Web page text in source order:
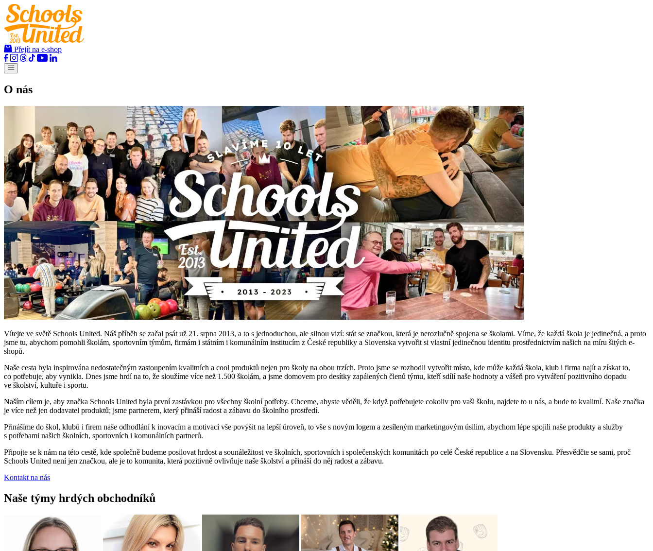
Přejít na e-shop
O nás
Vítejte ve světě Schools United. Náš příběh se začal psát už 21. srpna 2013, a to s jednoduchou, ale silnou vizí: stát se značkou, která je nerozlučně spojena se školami. Víme, že každá škola je jedinečná, a proto
jsme tu, abychom pomohli školám, sportovním týmům, firmám i státním i komunálním institucím z České republiky a Slovenska vytvořit si vlastní jedinečnou identitu prostřednictvím našich na míru šitých e-
shopů.
Naše cesta byla inspirována nedostatečným zastoupením kvalitních a cool produktů nejen pro školy na obou trzích. Proto jsme se rozhodli vytvořit místo, kde může každá škola, klub i firma najít a získat to,
co potřebuje, aby vynikla. Dnes jsme hrdí na to, že sloužíme více než 1.500 školám, a jsme domovem pro desítky zapálených členů týmu, kteří sdílí naše hodnoty a vášeň pro vytváření pozitivního dopadu
ve školství, kultuře i sportu.
Naším cílem je, aby značka Schools United byla první zastávkou pro všechny školní potřeby. Chceme, abyste věděli, že když potřebujete cokoliv pro vaši školu, najdete to u nás, a bude to kvalitní. Naše značka
je více než jen dodavatel produktů; jsme partnerem, který přináší radost a zábavu do školního prostředí.
Přinášíme do škol, klubů i firem naše odhodlání k inovacím a motivací vše povýšit na lepší úroveň, to vše s novým logem a zesíleným marketingovým úsilím, abychom lépe spojili naše produkty a služby
s potřebami našich školních, sportovních i komunálních partnerů.
Připojte se k nám na této cestě, kde společně budeme posilovat hrdost a sounáležitost ve školních, sportovních i společenských komunitách po celé České republice a na Slovensku. Přesvědčte se sami, proč
Schools United není jen značkou, ale je to komunita, která pozitivně ovlivňuje naše školství a přináší do něj radost a zábavu.
Kontakt na nás
Naše týmy hrdých obchodníků